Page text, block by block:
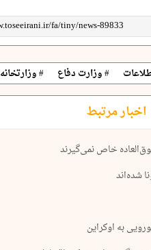
# وزارت دفاع # وزارتخانه
اخبار مرتبط
خاص نمی‌گیرند
شده‌اند